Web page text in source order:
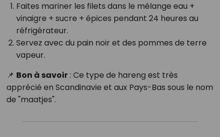
Faites mariner les filets dans le mélange eau +
vinaigre + sucre + épices pendant 24 heures au
réfrigérateur.
Servez avec du pain noir et des pommes de terre
vapeur.
📌 Bon à savoir: Ce type de hareng est très
apprécié en Scandinavie et aux Pays-Bas sous le nom
de "maatjes".